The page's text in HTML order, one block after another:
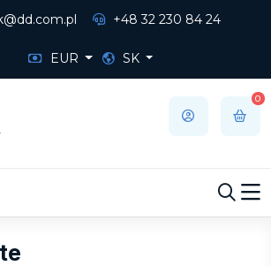
+48 32 230 84 24
EUR SK
0